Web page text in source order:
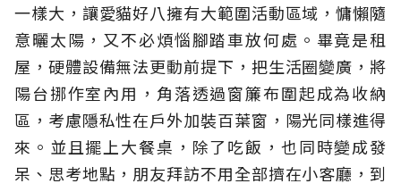
一樣大，讓愛貓好八擁有大範圍活動區域，慵懶隨
意曬太陽，又不必煩惱腳踏車放何處。畢竟是租
屋，硬體設備無法更動前提下，把生活圈變廣，將
陽台挪作室內用，角落透過窗簾布圍起成為收納
區，考慮隱私性在戶外加裝百葉窗，陽光同樣進得
來。並且擺上大餐桌，除了吃飯，也同時變成發
呆、思考地點，朋友拜訪不用全部擠在小客廳，到